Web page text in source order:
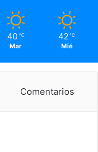
40 ℃
Mar
42 ℃
Mié
Comentarios